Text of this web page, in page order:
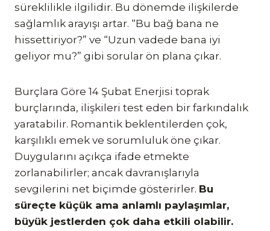
süreklilikle ilgilidir. Bu dönemde ilişkilerde
sağlamlık arayışı artar. “Bu bağ bana ne
hissettiriyor?” ve “Uzun vadede bana iyi
geliyor mu?” gibi sorular ön plana çıkar.
Burçlara Göre 14 Şubat Enerjisi toprak
burçlarında, ilişkileri test eden bir farkındalık
yaratabilir. Romantik beklentilerden çok,
karşılıklı emek ve sorumluluk öne çıkar.
Duygularını açıkça ifade etmekte
zorlanabilirler; ancak davranışlarıyla
sevgilerini net biçimde gösterirler. Bu
süreçte küçük ama anlamlı paylaşımlar,
büyük jestlerden çok daha etkili olabilir.